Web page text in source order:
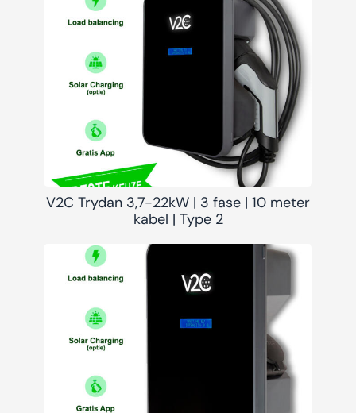
V2C Trydan 3,7-22kW | 3 fase | 10 meter
kabel | Type 2